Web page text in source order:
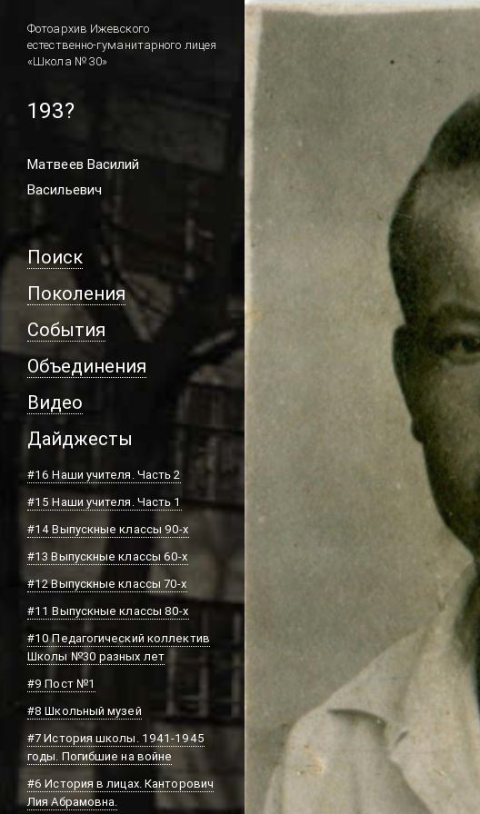
Фотоархив Ижевского
естественно-гуманитарного лицея
«Школа № 30»
193?
Матвеев Василий
Васильевич
Поиск
Поколения
События
Объединения
Видео
Дайджесты
#16 Наши учителя. Часть 2
#15 Наши учителя. Часть 1
#14 Выпускные классы 90-х
#13 Выпускные классы 60-х
#12 Выпускные классы 70-х
#11 Выпускные классы 80-х
#10 Педагогический коллектив
Школы №30 разных лет
#9 Пост №1
#8 Школьный музей
#7 История школы. 1941-1945
годы. Погибшие на войне
#6 История в лицах. Канторович
Лия Абрамовна.